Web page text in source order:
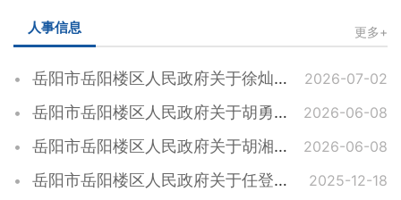
人事信息 更多+
岳阳市岳阳楼区人民政府关于徐灿松同志任职的通知 2026-07-02
岳阳市岳阳楼区人民政府关于胡勇等同志职务任免的通知 2026-06-08
岳阳市岳阳楼区人民政府关于胡湘裕等同志职务任免的通知 2026-06-08
岳阳市岳阳楼区人民政府关于任登科等同志职务免职的通知 2025-12-18